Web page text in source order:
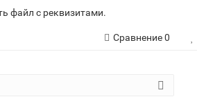
файл с реквизитами.
Сравнение0